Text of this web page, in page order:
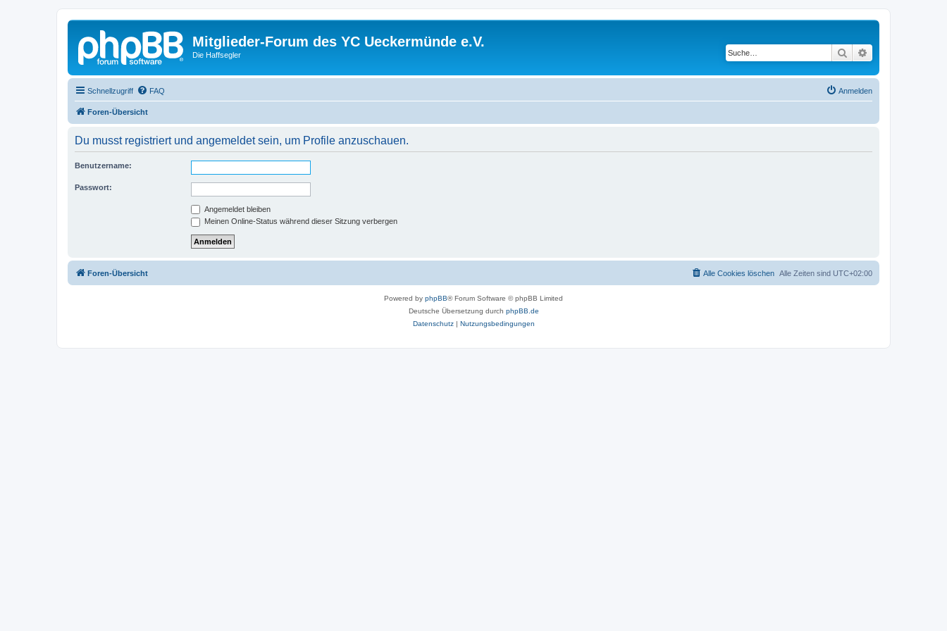
Mitglieder-Forum des YC Ueckermünde e.V.
Die Haffsegler Suche
Schnellzugriff FAQ Anmelden
Foren-Übersicht
Du musst registriert und angemeldet sein, um Profile anzuschauen.
Benutzername:
Passwort:
Angemeldet bleiben
Meinen Online-Status während dieser Sitzung verbergen
Foren-Übersicht Alle Zeiten sind UTC+02:00
Alle Cookies löschen
Powered by phpBB® Forum Software © phpBB Limited
Deutsche Übersetzung durch phpBB.de
Datenschutz| Nutzungsbedingungen